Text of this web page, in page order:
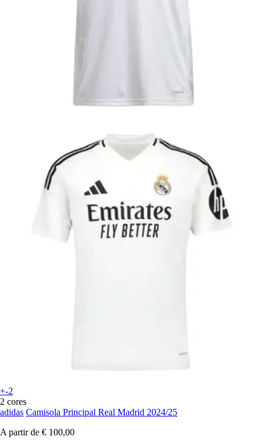
+-2
2 cores
adidas Camisola Principal Real Madrid 2024/25
A partir de € 100,00